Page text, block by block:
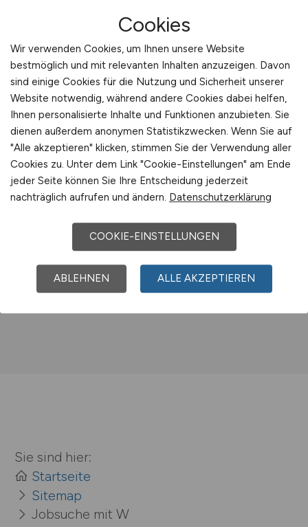
SE & Co. KG
Jobs bei WindMW Service GmbH
Jobs bei Wink Stanzwerkzeuge
GmbH & Co. KG
Jobs bei WinValue GmbH
Jobs bei Wissenschaftsstadt
Darmstadt
Mehr
Sie sind hier:
Startseite
Sitemap
Jobsuche mit W
Cookies
Wir verwenden Cookies, um Ihnen unsere Website
bestmöglich und mit relevanten Inhalten anzuzeigen. Davon
sind einige Cookies für die Nutzung und Sicherheit unserer
Website notwendig, während andere Cookies dabei helfen,
Ihnen personalisierte Inhalte und Funktionen anzubieten. Sie
dienen außerdem anonymen Statistikzwecken. Wenn Sie auf
"Alle akzeptieren" klicken, stimmen Sie der Verwendung aller
Cookies zu. Unter dem Link "Cookie-Einstellungen" am Ende
jeder Seite können Sie Ihre Entscheidung jederzeit
nachträglich aufrufen und ändern. Datenschutzerklärung
COOKIE-EINSTELLUNGEN
ABLEHNEN ALLE AKZEPTIEREN